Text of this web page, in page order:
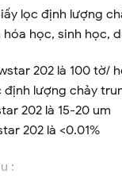
lọc định lượng
học, sinh học,
202 là 100 tờ/
lượng chảy
202 là 15-20 um
202 là <0.01%
: